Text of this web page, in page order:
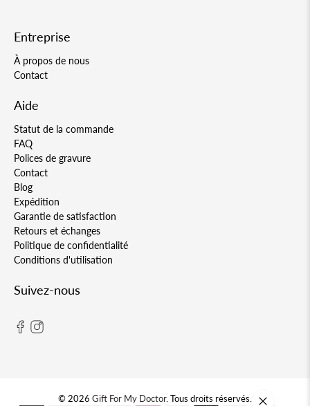
Entreprise
À propos de nous
Contact
Aide
Statut de la commande
FAQ
Polices de gravure
Contact
Blog
Expédition
Garantie de satisfaction
Retours et échanges
Politique de confidentialité
Conditions d'utilisation
Suivez-nous
© 2026 Gift For My Doctor.Tous droits réservés.